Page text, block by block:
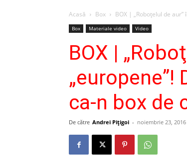
Acasă Box BOX | „Roboţelul de aur”
Box Materiale video Video
BOX |
„europene”!
ca-n box de
De către Andrei Pițigoi - noiembrie 23, 2016